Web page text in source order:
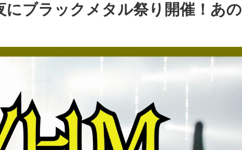
ブラックメタル祭り開催！あの